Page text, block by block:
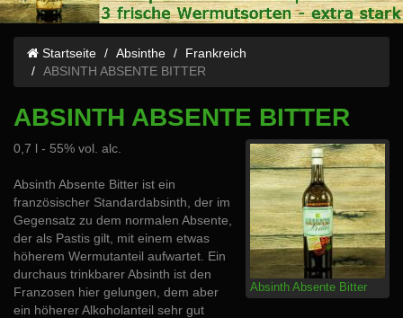
Startseite Absinthe
Frankreich
ABSINTH ABSENTE BITTER
ABSINTH ABSENTE BITTER
Absinth Absente Bitter
0,7 l - 55% vol. alc.
Absinth Absente Bitter ist ein
französischer Standardabsinth, der im
Gegensatz zu dem normalen Absente,
der als Pastis gilt, mit einem etwas
höherem Wermutanteil aufwartet. Ein
durchaus trinkbarer Absinth ist den
Franzosen hier gelungen, dem aber
ein höherer Alkoholanteil sehr gut